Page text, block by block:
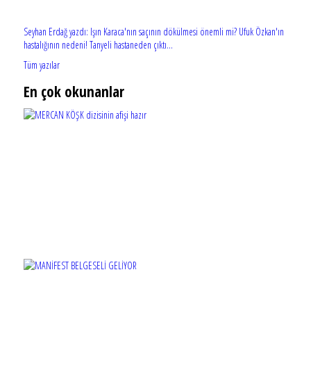
Seyhan Erdağ yazdı: Işın Karaca'nın saçının dökülmesi önemli mi? Ufuk Özkan'ın
hastalığının nedeni! Tanyeli hastaneden çıktı...
Tüm yazılar
En çok okunanlar